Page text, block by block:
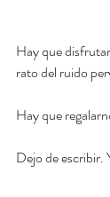
Hay que
rato del ruido
Hay que
Dejo de escribir.